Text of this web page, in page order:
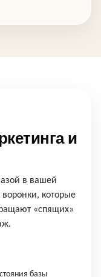
и
в вашей
которые
«спящих»
базы